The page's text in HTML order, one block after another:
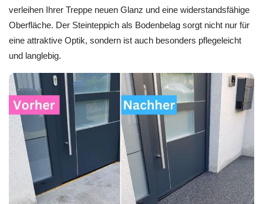
verleihen Ihrer Treppe neuen Glanz und eine widerstandsfähige
Oberfläche. Der Steinteppich als Bodenbelag sorgt nicht nur für
eine attraktive Optik, sondern ist auch besonders pflegeleicht
und langlebig.